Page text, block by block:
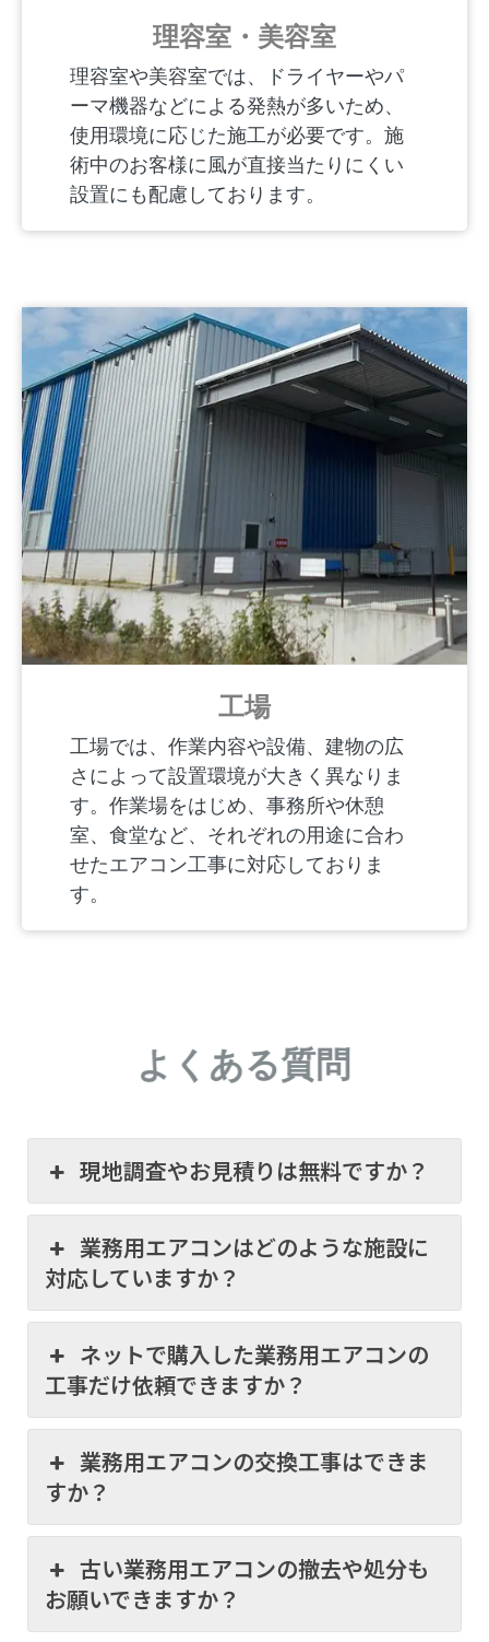
理容室・美容室
理容室や美容室では、ドライヤーやパ
ーマ機器などによる発熱が多いため、
使用環境に応じた施工が必要です。施
術中のお客様に風が直接当たりにくい
設置にも配慮しております。
工場
工場では、作業内容や設備、建物の広
さによって設置環境が大きく異なりま
す。作業場をはじめ、事務所や休憩
室、食堂など、それぞれの用途に合わ
せたエアコン工事に対応しておりま
す。
よくある質問
現地調査やお見積りは無料ですか？
業務用エアコンはどのような施設に
対応していますか？
ネットで購入した業務用エアコンの
工事だけ依頼できますか？
業務用エアコンの交換工事はできま
すか？
古い業務用エアコンの撤去や処分も
お願いできますか？